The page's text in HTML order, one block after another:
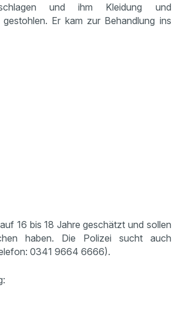
und ihm Kleidung und
gestohlen. Er kam zur Behandlung ins
16 bis 18 Jahre geschätzt und sollen
haben. Die Polizei sucht auch
0341 9664 6666).